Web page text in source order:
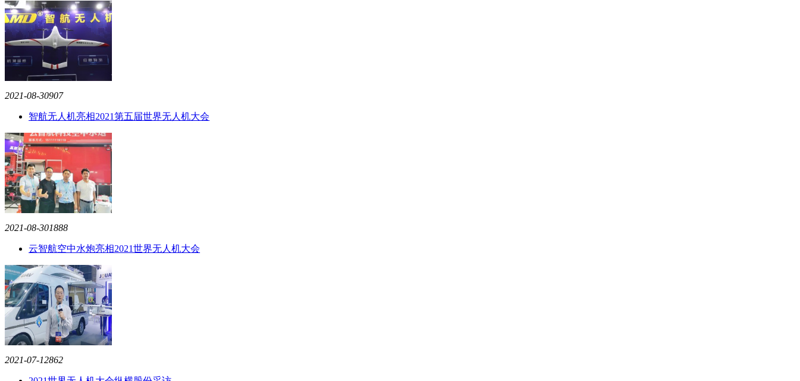
2021-08-30907
智航无人机亮相2021第五届世界无人机大会
2021-08-301888
云智航空中水炮亮相2021世界无人机大会
2021-07-12862